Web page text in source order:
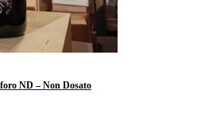
ND – Non Dosato